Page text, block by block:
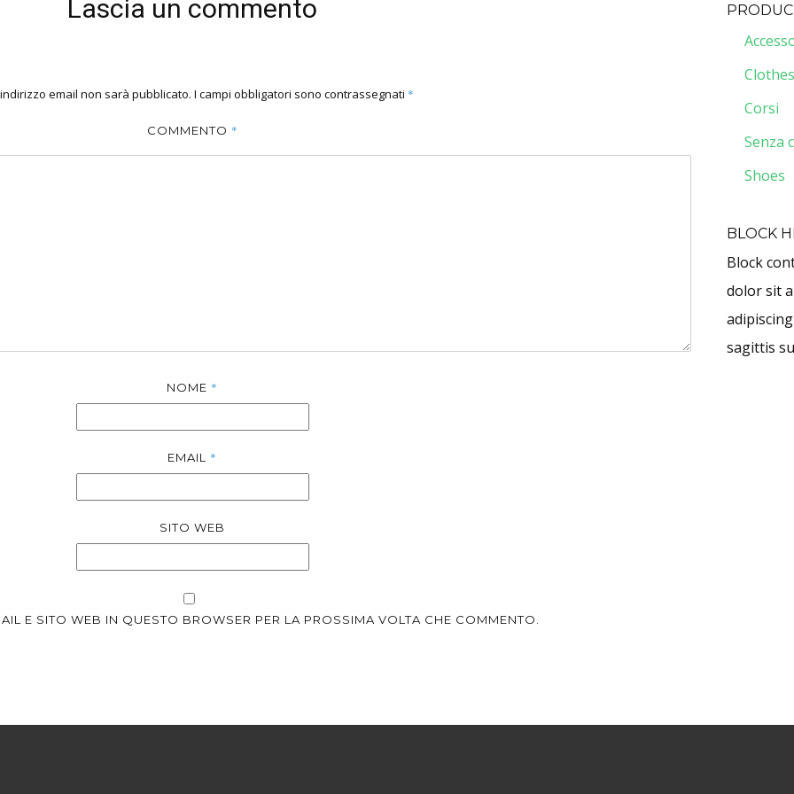
Lascia un commento
email non sarà pubblicato. I campi obbligatori sono contrassegnati *
COMMENTO *
NOME *
EMAIL *
SITO WEB
E SITO WEB IN QUESTO BROWSER PER LA PROSSIMA VOLTA CHE COMMENTO.
Clothes
Corsi
Senza
Shoes
BLOCK
Block
dolor sit
sagittis